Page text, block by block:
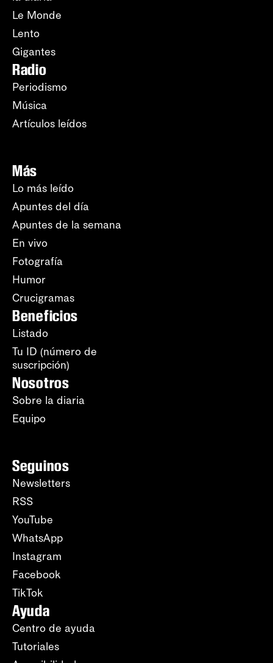
Le Monde
Lento
Gigantes
Radio
Periodismo
Música
Artículos leídos
Más
Lo más leído
Apuntes del día
Apuntes de la semana
En vivo
Fotografía
Humor
Crucigramas
Beneficios
Listado
Tu ID (número de
suscripción)
Nosotros
Sobre la diaria
Equipo
Seguinos
Newsletters
RSS
YouTube
WhatsApp
Instagram
Facebook
TikTok
Ayuda
Centro de ayuda
Tutoriales